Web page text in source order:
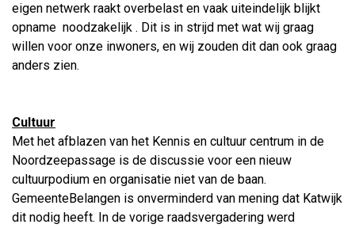
eigen netwerk raakt overbelast en vaak uiteindelijk blijkt
opname noodzakelijk . Dit is in strijd met wat wij graag
willen voor onze inwoners, en wij zouden dit dan ook graag
anders zien.
Cultuur
Met het afblazen van het Kennis en cultuur centrum in de
Noordzeepassage is de discussie voor een nieuw
cultuurpodium en organisatie niet van de baan.
GemeenteBelangen is onverminderd van mening dat Katwijk
dit nodig heeft. In de vorige raadsvergadering werd